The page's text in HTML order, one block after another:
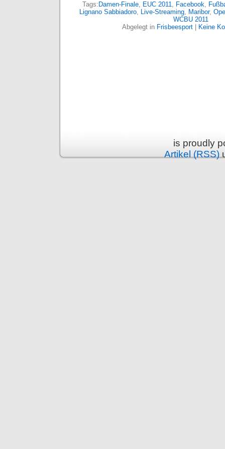
Tags: Damen-Finale, EUC 2011, Facebook,
Lignano Sabbiadoro, Live-Streaming, Maribor,
WCBU 2011
Abgelegt in Frisbeesport Keine
is proudly
Artikel (RSS)